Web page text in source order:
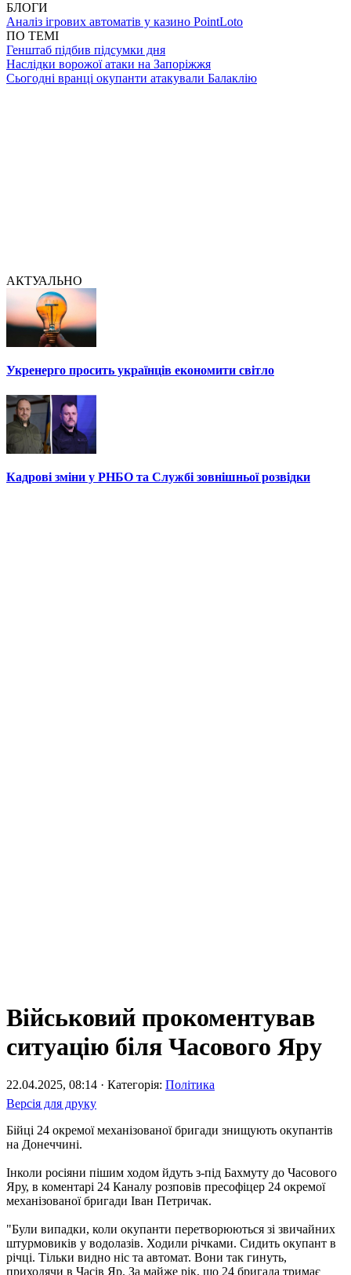
БЛОГИ
Аналіз ігрових автоматів у казино PointLoto
ПО ТЕМІ
Генштаб підбив підсумки дня
Наслідки ворожої атаки на Запоріжжя
Сьогодні вранці окупанти атакували Балаклію
АКТУАЛЬНО
Укренерго просить українців економити світло
Кадрові зміни у РНБО та Службі зовнішньої розвідки
Військовий прокоментував
ситуацію біля Часового Яру
22.04.2025, 08:14 · Категорія: Політика
Версія для друку
Бійці 24 окремої механізованої бригади знищують окупантів
на Донеччині.
Інколи росіяни пішим ходом йдуть з-під Бахмуту до Часового
Яру, в коментарі 24 Каналу розповів пресофіцер 24 окремої
механізованої бригади Іван Петричак.
"Були випадки, коли окупанти перетворюються зі звичайних
штурмовиків у водолазів. Ходили річками. Сидить окупант в
річці. Тільки видно ніс та автомат. Вони так гинуть,
приходячи в Часів Яр. За майже рік, що 24 бригада тримає